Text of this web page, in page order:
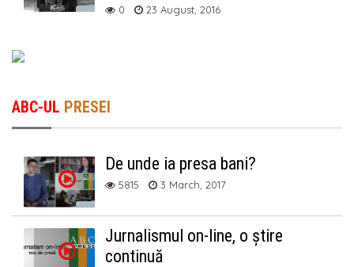
0 23 August, 2016
ABC-UL PRESEI
De unde ia presa bani?
5815 3 March, 2017
Jurnalismul on-line, o știre
continuă